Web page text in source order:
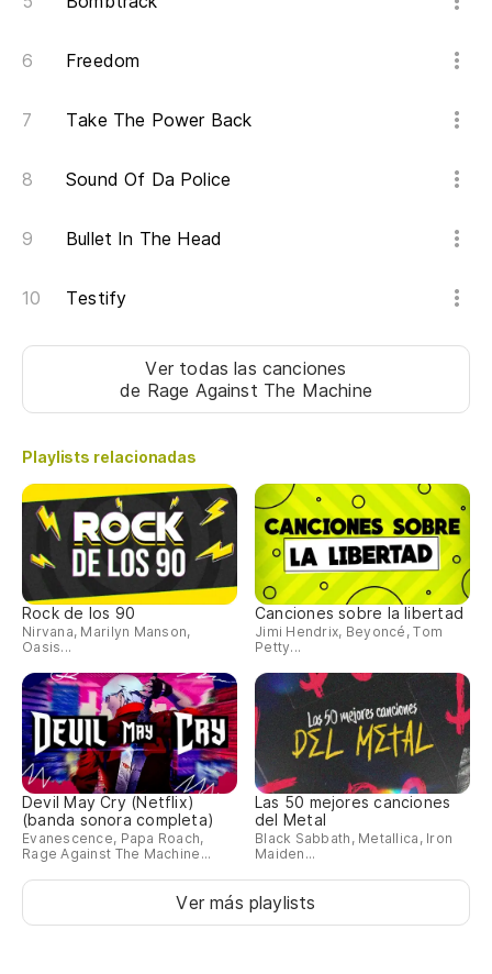
Freedom
Take The Power Back
Sound Of Da Police
Bullet In The Head
Testify
Ver todas las canciones
de Rage Against The Machine
Playlists relacionadas
Rock de los 90
Nirvana, Marilyn Manson,
Oasis...
Canciones sobre la libertad
Jimi Hendrix, Beyoncé, Tom
Petty...
Devil May Cry (Netflix)
(banda sonora completa)
Evanescence, Papa Roach,
Rage Against The Machine...
Las 50 mejores canciones
del Metal
Black Sabbath, Metallica, Iron
Maiden...
Ver más playlists